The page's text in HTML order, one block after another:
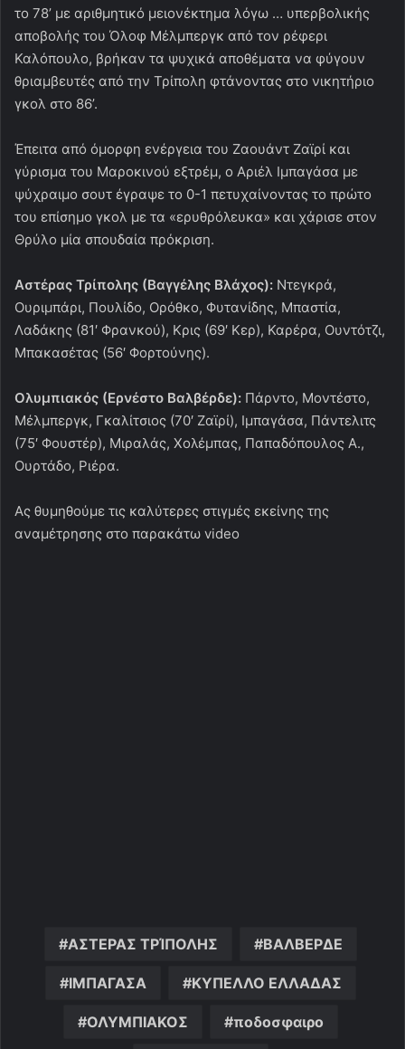
το 78’ με αριθμητικό μειονέκτημα λόγω … υπερβολικής
αποβολής του Όλοφ Μέλμπεργκ από τον ρέφερι
Καλόπουλο, βρήκαν τα ψυχικά αποθέματα να φύγουν
θριαμβευτές από την Τρίπολη φτάνοντας στο νικητήριο
γκολ στο 86’.
Έπειτα από όμορφη ενέργεια του Ζαουάντ Ζαϊρί και
γύρισμα του Μαροκινού εξτρέμ, ο Αριέλ Ιμπαγάσα με
ψύχραιμο σουτ έγραψε το 0-1 πετυχαίνοντας το πρώτο
του επίσημο γκολ με τα «ερυθρόλευκα» και χάρισε στον
Θρύλο μία σπουδαία πρόκριση.
Αστέρας Τρίπολης (Βαγγέλης Βλάχος): Ντεγκρά,
Ουριμπάρι, Πουλίδο, Ορόθκο, Φυτανίδης, Μπαστία,
Λαδάκης (81′ Φρανκού), Κρις (69′ Κερ), Καρέρα, Ουντότζι,
Μπακασέτας (56′ Φορτούνης).
Ολυμπιακός (Ερνέστο Βαλβέρδε): Πάρντο, Μοντέστο,
Μέλμπεργκ, Γκαλίτσιος (70′ Ζαϊρί), Ιμπαγάσα, Πάντελιτς
(75′ Φουστέρ), Μιραλάς, Χολέμπας, Παπαδόπουλος Α.,
Ουρτάδο, Ριέρα.
Ας θυμηθούμε τις καλύτερες στιγμές εκείνης της
αναμέτρησης στο παρακάτω video
ΑΣΤΕΡΑΣ ΤΡΊΠΟΛΗΣ ΒΑΛΒΕΡΔΕ
ΙΜΠΑΓΑΣΑ ΚΥΠΕΛΛΟ ΕΛΛΑΔΑΣ
ΟΛΥΜΠΙΑΚΟΣ ποδοσφαιρο